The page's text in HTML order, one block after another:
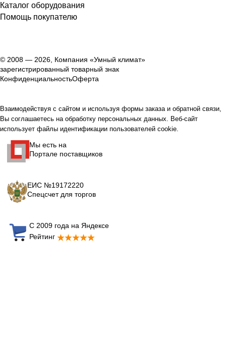
Каталог оборудования
Помощь покупателю
© 2008 — 2026, Компания «Умный климат»
зарегистрированный товарный знак
КонфиденциальностьОферта
Взаимодействуя с сайтом и используя формы заказа и обратной связи,
Вы соглашаетесь на обработку персональных данных. Веб-сайт
использует файлы идентификации пользователей cookie.
Мы есть на
Портале поставщиков
ЕИС №19172220
Спецсчет для торгов
С 2009 года на Яндексе
Рейтинг